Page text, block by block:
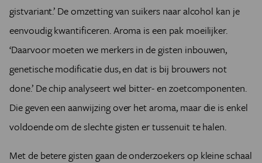
gistvariant.’ De omzetting van suikers naar alcohol kan je
eenvoudig kwantificeren. Aroma is een pak moeilijker.
‘Daarvoor moeten we merkers in de gisten inbouwen,
genetische modificatie dus, en dat is bij brouwers not
done.’ De chip analyseert wel bitter- en zoetcomponenten.
Die geven een aanwijzing over het aroma, maar die is enkel
voldoende om de slechte gisten er tussenuit te halen.
Met de betere gisten gaan de onderzoekers op kleine schaal